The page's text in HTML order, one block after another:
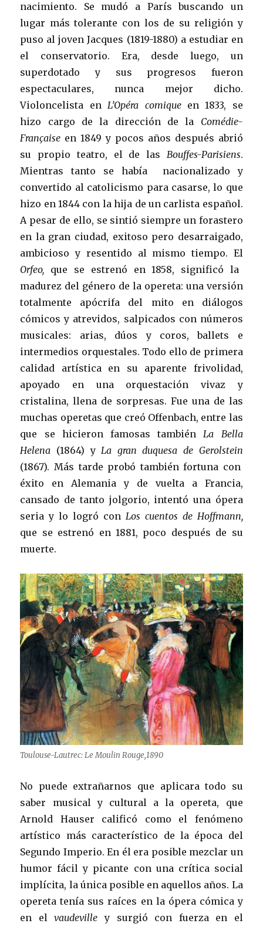
nacimiento. Se mudó a París buscando un
lugar más tolerante con los de su religión y
puso al joven Jacques (1819-1880) a estudiar en
el conservatorio. Era, desde luego, un
superdotado y sus progresos fueron
espectaculares, nunca mejor dicho.
Violoncelista enL’Opéra comiqueen 1833, se
hizo cargo de la dirección de la Comédie-
Française en 1849 y pocos años después abrió
su propio teatro, el de las Bouffes-Parisiens.
Mientras tanto se había nacionalizado y
convertido al catolicismo para casarse, lo que
hizo en 1844 con la hija de un carlista español.
A pesar de ello, se sintió siempre un forastero
en la gran ciudad, exitoso pero desarraigado,
ambicioso y resentido al mismo tiempo. El
Orfeo, que se estrenó en 1858, significó la
madurez del género de la opereta: una versión
totalmente apócrifa del mito en diálogos
cómicos y atrevidos, salpicados con números
musicales: arias, dúos y coros, ballets e
intermedios orquestales. Todo ello de primera
calidad artística en su aparente frivolidad,
apoyado en una orquestación vivaz y
cristalina, llena de sorpresas. Fue una de las
muchas operetas que creó Offenbach, entre las
que se hicieron famosas también La Bella
Helena (1864) yLa gran duquesa de Gerolstein
(1867). Más tarde probó también fortuna con
éxito en Alemania y de vuelta a Francia,
cansado de tanto jolgorio, intentó una ópera
seria y lo logró con Los cuentos de Hoffmann,
que se estrenó en 1881, poco después de su
muerte.
Toulouse-Lautrec: Le Moulin Rouge,1890
No puede extrañarnos que aplicara todo su
saber musical y cultural a la opereta, que
Arnold Hauser calificó como el fenómeno
artístico más característico de la época del
Segundo Imperio. En él era posible mezclar un
humor fácil y picante con una crítica social
implícita, la única posible en aquellos años. La
opereta tenía sus raíces en la ópera cómica y
en elvaudeville y surgió con fuerza en el